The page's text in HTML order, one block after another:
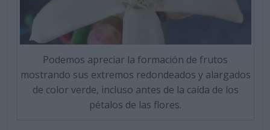
Podemos apreciar la formación de frutos
mostrando sus extremos redondeados y alargados
de color verde, incluso antes de la caída de los
pétalos de las flores.